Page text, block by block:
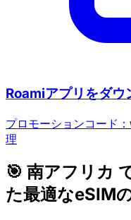
Roamiアプリをダウ
プロモーションコード：
理
🎯 南アフリカ
た最適なeSIM